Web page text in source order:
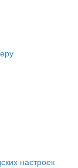
настроек